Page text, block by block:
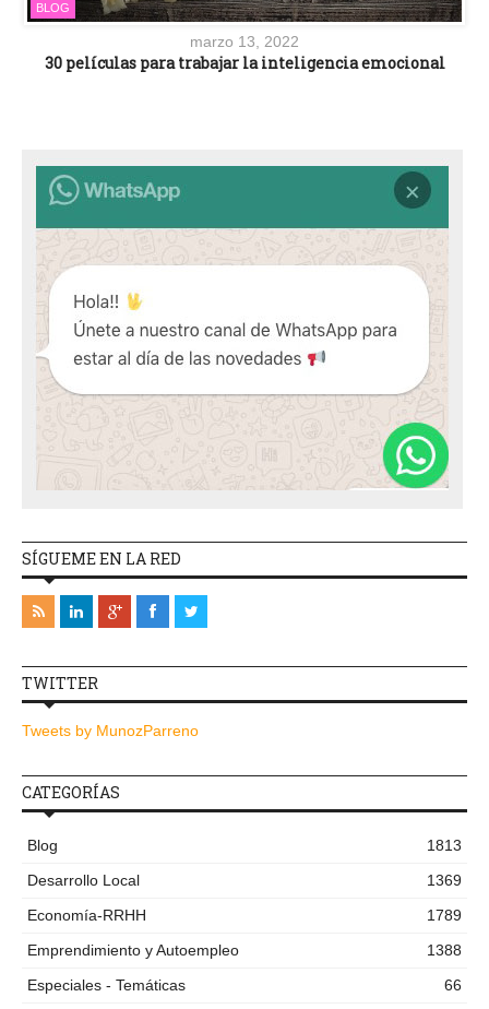
BLOG
marzo 13, 2022
30 películas para trabajar la inteligencia emocional
SÍGUEME EN LA RED
TWITTER
Tweets by MunozParreno
CATEGORÍAS
Blog
1813
Desarrollo Local
1369
Economía-RRHH
1789
Emprendimiento y Autoempleo
1388
Especiales - Temáticas
66